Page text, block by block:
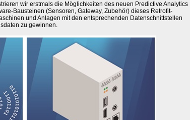
wir erstmals die Möglichkeiten des neuen Predictive Analytics
Bausteinen (Sensoren, Gateway, Zubehör) dieses Retrofit-
und Anlagen mit den entsprechenden Datenschnittstellen
zu gewinnen.